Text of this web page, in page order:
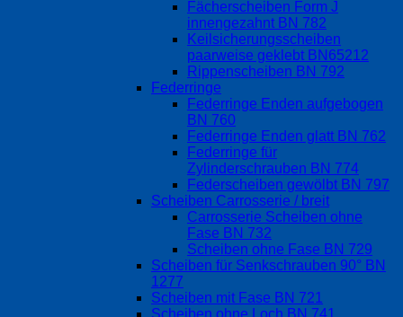
Fächerscheiben Form J
innengezahnt BN 782
Keilsicherungsscheiben
paarweise geklebt BN65212
Rippenscheiben BN 792
Federringe
Federringe Enden aufgebogen
BN 760
Federringe Enden glatt BN 762
Federringe für
Zylinderschrauben BN 774
Federscheiben gewölbt BN 797
Scheiben Carrosserie / breit
Carrosserie Scheiben ohne
Fase BN 732
Scheiben ohne Fase BN 729
Scheiben für Senkschrauben 90° BN
1277
Scheiben mit Fase BN 721